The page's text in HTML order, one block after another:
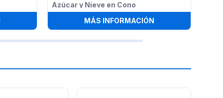
MÁQUINA DE NIEVE EN CONO, 2 MESAS RECTANGULARES Y
Azúcar y Nieve en Cono
MÁS INFORMACIÓN